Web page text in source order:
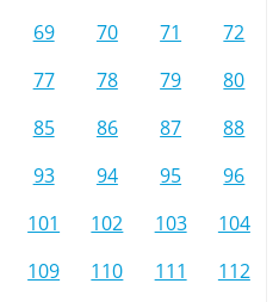
69 70 71
72
77 78 79
80
85 86 87
88
93 94 95
96
101 102 103
104
109 110 111
112